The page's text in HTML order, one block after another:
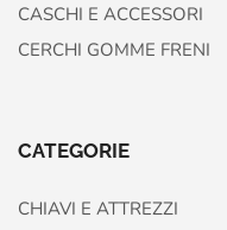
CASCHI E ACCESSORI
CERCHI GOMME FRENI
CATEGORIE
CHIAVI E ATTREZZI